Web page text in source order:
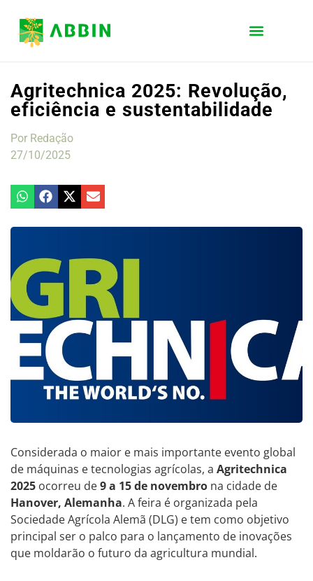
Agritechnica 2025: Revolução,
eficiência e sustentabilidade
Por Redação
27/10/2025
Considerada o maior e mais importante evento global
de máquinas e tecnologias agrícolas, a Agritechnica
2025 ocorreu de9 a 15 de novembro na cidade de
Hanover, Alemanha. A feira é organizada pela
Sociedade Agrícola Alemã (DLG) e tem como objetivo
principal ser o palco para o lançamento de inovações
que moldarão o futuro da agricultura mundial.